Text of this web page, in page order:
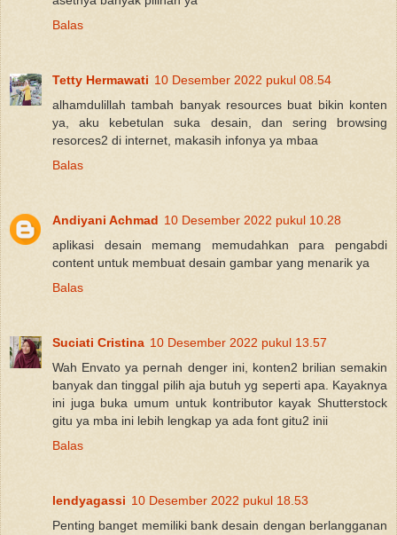
Balas
Tetty Hermawati 10 Desember 2022 pukul 08.54
alhamdulillah tambah banyak resources buat bikin konten
ya, aku kebetulan suka desain, dan sering browsing
resorces2 di internet, makasih infonya ya mbaa
Balas
Andiyani Achmad 10 Desember 2022 pukul 10.28
aplikasi desain memang memudahkan para pengabdi
content untuk membuat desain gambar yang menarik ya
Balas
Suciati Cristina 10 Desember 2022 pukul 13.57
Wah Envato ya pernah denger ini, konten2 brilian semakin
banyak dan tinggal pilih aja butuh yg seperti apa. Kayaknya
ini juga buka umum untuk kontributor kayak Shutterstock
gitu ya mba ini lebih lengkap ya ada font gitu2 inii
Balas
lendyagassi 10 Desember 2022 pukul 18.53
Penting banget memiliki bank desain dengan berlangganan